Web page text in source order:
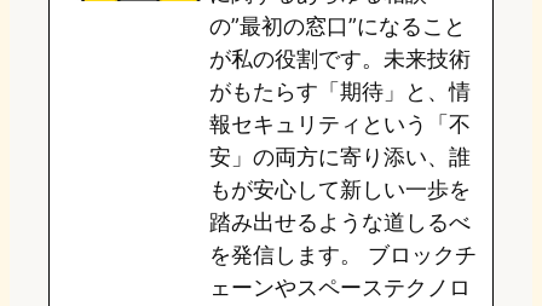
n
k
の”最初の窓口”になること
が私の役割です。未来技術
がもたらす「期待」と、情
報セキュリティという「不
安」の両方に寄り添い、誰
もが安心して新しい一歩を
踏み出せるような道しるべ
を発信します。 ブロックチ
ェーンやスペーステクノロ